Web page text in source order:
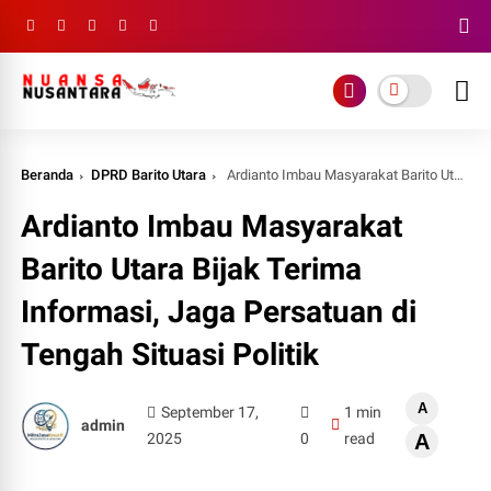
Beranda DPRD Barito Utara Ardianto Imbau Masyarakat Barito Utara Bijak Terima Informasi, Jaga Persatuan di Tengah Situasi Politik
Ardianto Imbau Masyarakat
Barito Utara Bijak Terima
Informasi, Jaga Persatuan di
Tengah Situasi Politik
admin
September 17,
2025
0
1 min
read
A
A